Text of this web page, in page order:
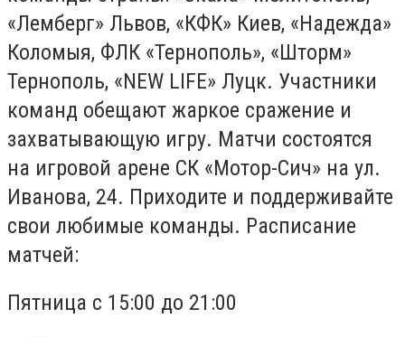
«Лемберг» Львов, «КФК» Киев, «Надежда»
Коломыя, ФЛК «Тернополь», «Шторм»
Тернополь, «NEW LIFE» Луцк. Участники
команд обещают жаркое сражение и
захватывающую игру. Матчи состоятся
на игровой арене СК «Мотор-Сич» на ул.
Иванова, 24. Приходите и поддерживайте
свои любимые команды. Расписание
матчей:
Пятница с 15:00 до 21:00